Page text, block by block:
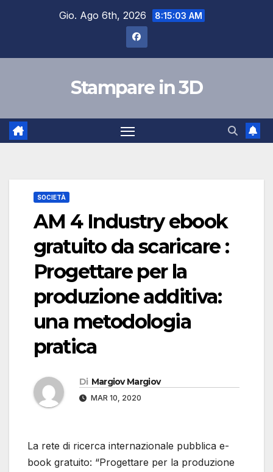
Gio. Ago 6th, 2026 8:15:04 AM
Stampare in 3D
SOCIETÀ
AM 4 Industry ebook
gratuito da scaricare :
Progettare per la
produzione additiva:
una metodologia
pratica
Di Margiov Margiov
MAR 10, 2020
La rete di ricerca internazionale pubblica e-
book gratuito: “Progettare per la produzione